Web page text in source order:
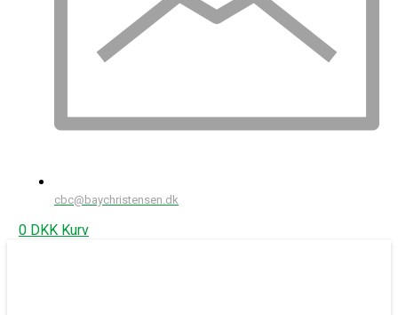
cbc@baychristensen.dk
0 DKK Kurv